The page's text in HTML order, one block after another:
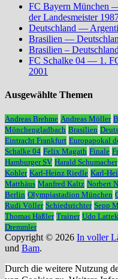
FC Bayern München
der Landesmeister
Deutschland —
Brasilien —
Brasilien –
FC Schalke 04 — 1.
2001
Ausgewählte Themen
Andreas Brehme Andreas Möller
Mönchengladbach Brasilien
Eintracht Frankfurt Europapokal
Schalke 04 Felix Magath Finale
Hamburger SV Harald Schumacher
Kohler Karl-Heinz Riedle Karl-
Matthäus Manfred Kaltz Norbert
Berlin Olympiastadion München
Rudi Völler Schiedsrichter Sepp
Thomas Häßler Trainer Udo Lattek
Dremmler
Copyright © 2026 In voller
und Bam.
Durch die weitere Nutzung